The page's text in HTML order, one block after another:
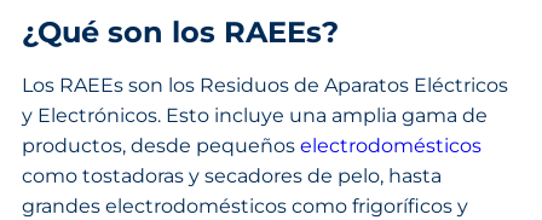
¿Qué son los RAEEs?
Los RAEEs son los Residuos de Aparatos Eléctricos
y Electrónicos. Esto incluye una amplia gama de
productos, desde pequeños electrodomésticos
como tostadoras y secadores de pelo, hasta
grandes electrodomésticos como frigoríficos y